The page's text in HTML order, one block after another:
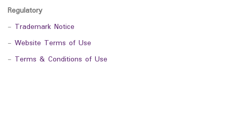
Regulatory
- Trademark Notice
- Website Terms of Use
- Terms & Conditions of Use